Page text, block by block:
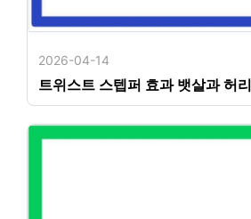
2026-04-14
트위스트 스텝퍼 효과 뱃살과 허